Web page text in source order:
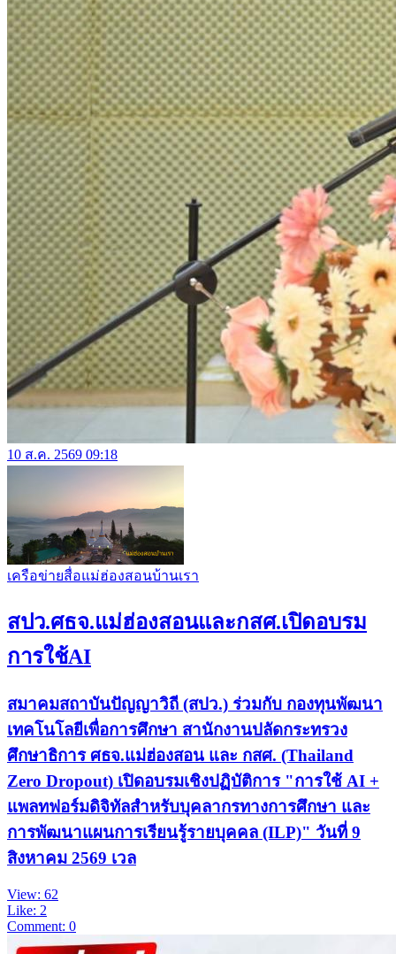
10 ส.ค. 2569 09:18
เครือข่ายสื่อแม่ฮ่องสอนบ้านเรา
สปว.ศธจ.แม่ฮ่องสอนและกสศ.เปิดอบรม
การใช้AI
สมาคมสถาบันปัญญาวิถี (สปว.) ร่วมกับ กองทุนพัฒนา
เทคโนโลยีเพื่อการศึกษา สานักงานปลัดกระทรวง
ศึกษาธิการ ศธจ.แม่ฮ่องสอน และ กสศ. (Thailand
Zero Dropout) เปิดอบรมเชิงปฏิบัติการ "การใช้ AI +
แพลทฟอร์มดิจิทัลสำหรับบุคลากรทางการศึกษา และ
การพัฒนาแผนการเรียนรู้รายบุคคล (ILP)" วันที่ 9
สิงหาคม 2569 เวล
View: 62
Like: 2
Comment: 0